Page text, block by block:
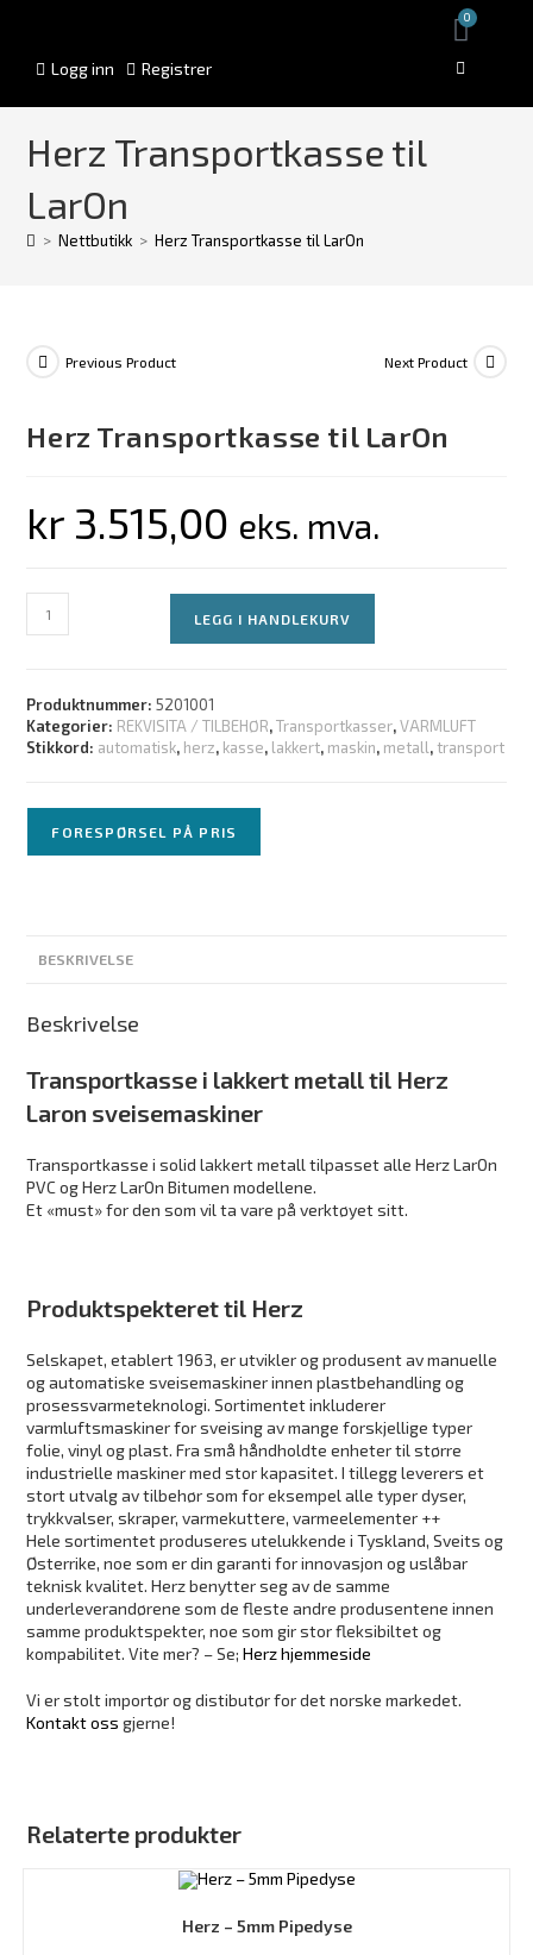
Logg inn Registrer
0
Herz Transportkasse til
LarOn
> Nettbutikk > Herz Transportkasse til LarOn
Previous Product Next Product
Herz Transportkasse til LarOn
kr 3.515,00 eks. mva.
LEGG I HANDLEKURV
Produktnummer:5201001
Kategorier: REKVISITA / TILBEHØR,Transportkasser,VARMLUFT
Stikkord: automatisk, herz, kasse, lakkert, maskin, metall,transport
FORESPØRSEL PÅ PRIS
BESKRIVELSE
Beskrivelse
Transportkasse i lakkert metall til Herz
Laron sveisemaskiner
Transportkasse i solid lakkert metall tilpasset alle Herz LarOn
PVC og Herz LarOn Bitumen modellene.
Et «must» for den som vil ta vare på verktøyet sitt.
Produktspekteret til Herz
Selskapet, etablert 1963, er utvikler og produsent av manuelle
og automatiske sveisemaskiner innen plastbehandling og
prosessvarmeteknologi. Sortimentet inkluderer
varmluftsmaskiner for sveising av mange forskjellige typer
folie, vinyl og plast. Fra små håndholdte enheter til større
industrielle maskiner med stor kapasitet. I tillegg leverers et
stort utvalg av tilbehør som for eksempel alle typer dyser,
trykkvalser, skraper, varmekuttere, varmeelementer ++
Hele sortimentet produseres utelukkende i Tyskland, Sveits og
Østerrike, noe som er din garanti for innovasjon og uslåbar
teknisk kvalitet. Herz benytter seg av de samme
underleverandørene som de fleste andre produsentene innen
samme produktspekter, noe som gir stor fleksibiltet og
kompabilitet. Vite mer? – Se;Herz hjemmeside
Vi er stolt importør og distibutør for det norske markedet.
Kontakt oss gjerne!
Relaterte produkter
Herz – 5mm Pipedyse